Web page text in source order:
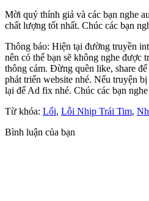
Mời quý thính giả và các bạn nghe
chất lượng tốt nhất. Chúc các bạn
Thông báo: Hiện tại đường truyền
nên có thể bạn sẽ không nghe được
thông cảm. Đừng quên like, share
phát triển website nhé. Nếu truyện
lại để Ad fix nhé. Chúc các bạn
Từ khóa: Lối, Lỗi Nhịp Trái Tim,
Bình luận của bạn